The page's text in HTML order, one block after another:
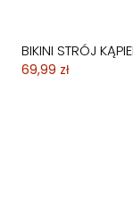
BIKINI STRÓJ
69,99 zł